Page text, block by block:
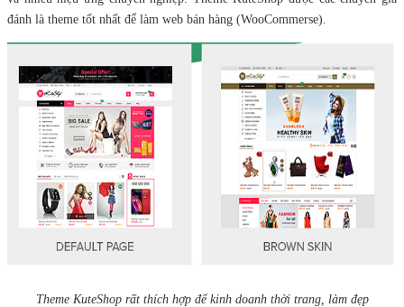
đánh là theme tốt nhất để làm web bán hàng (WooCommerse).
Theme KuteShop rất thích hợp để kinh doanh thời trang, làm đẹp